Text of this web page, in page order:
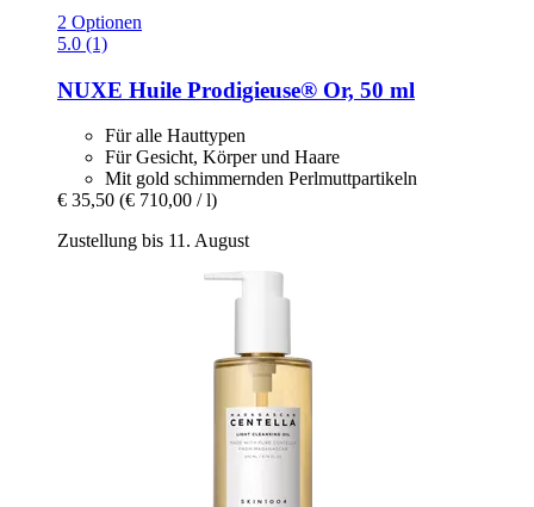
2 Optionen
5.0 (1)
NUXE Huile Prodigieuse® Or, 50 ml
Für alle Hauttypen
Für Gesicht, Körper und Haare
Mit gold schimmernden Perlmuttpartikeln
€ 35,50 (€ 710,00 / l)
Zustellung bis 11. August